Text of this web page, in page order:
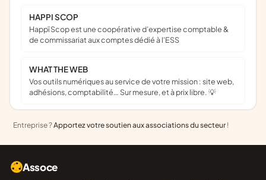
HAPPI SCOP
Happï Scop est une coopérative d’expertise comptable &
de commissariat aux comptes dédié à l'ESS
WHAT THE WEB
Vos outils numériques au service de votre mission : site web,
adhésions, comptabilité… Sur mesure, et à prix libre. 💡
Entreprise ?Apportez votre soutien aux associations du secteur !
Assoce